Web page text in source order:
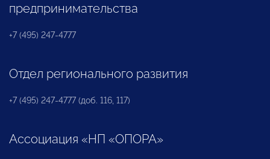
предпринимательства
+7 (495) 247-4777
Отдел регионального развития
+7 (495) 247-4777 (доб. 116, 117)
Ассоциация «НП «ОПОРА»